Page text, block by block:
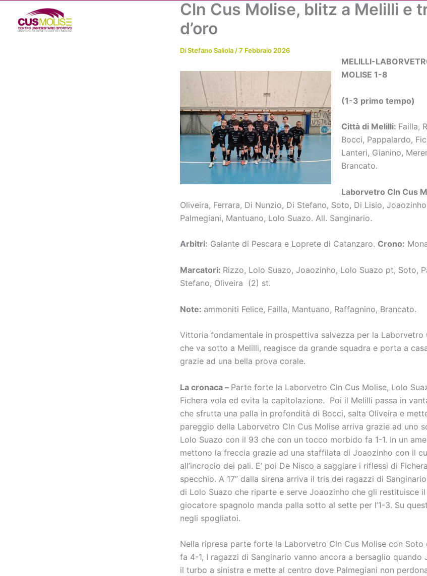
contenuto
Chi siamo
Cln Cus Molise, blitz a Melilli e
d’oro
DiStefano Saliola /7 Febbraio 2026
MELILLI-
MOLISE 1-8
(1-3 primo tempo)
Città di Melilli: Failla,
Bocci, Pappalardo,
Lanteri, Gianino,
Brancato.
Laborvetro Cln Cus
Oliveira, Ferrara, Di Nunzio, Di Stefano, Soto, Di Lisio,
Palmegiani, Mantuano, Lolo Suazo. All. Sanginario.
Arbitri: Galante di Pescara e Loprete di Catanzaro. Crono:
Marcatori: Rizzo, Lolo Suazo, Joaozinho, Lolo Suazo pt, Soto,
Stefano, Oliveira (2) st.
Note: ammoniti Felice, Failla, Mantuano, Raffagnino, Brancato.
Vittoria fondamentale in prospettiva salvezza per la Laborvetro
che va sotto a Melilli, reagisce da grande squadra e porta a
grazie ad una bella prova corale.
La cronaca – Parte forte la Laborvetro Cln Cus Molise, Lolo
Fichera vola ed evita la capitolazione. Poi il Melilli passa in
che sfrutta una palla in profondità di Bocci, salta Oliveira e
pareggio della Laborvetro Cln Cus Molise arriva grazie ad uno
Lolo Suazo con il 93 che con un tocco morbido fa 1-1. In un
mettono la freccia grazie ad una staffilata di Joaozinho con il
all’incrocio dei pali. E’ poi De Nisco a saggiare i riflessi di
specchio. A 17” dalla sirena arriva il tris dei ragazzi di
di Lolo Suazo che riparte e serve Joaozinho che gli restituisce il
giocatore spagnolo manda palla sotto al sette per l’1-3. Su
negli spogliatoi.
Nella ripresa parte forte la Laborvetro Cln Cus Molise con Soto
fa 4-1, I ragazzi di Sanginario vanno ancora a bersaglio quando
il turbo a sinistra e mette al centro dove Palmegiani non